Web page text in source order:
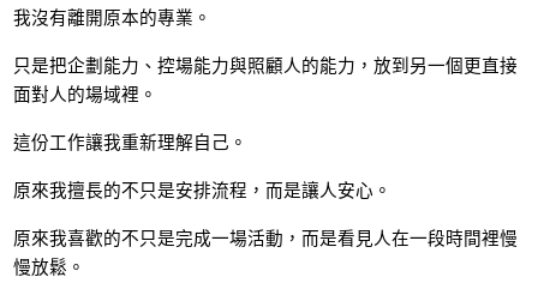
我沒有離開原本的專業。
只是把企劃能力、控場能力與照顧人的能力，放到另一個更直接
面對人的場域裡。
這份工作讓我重新理解自己。
原來我擅長的不只是安排流程，而是讓人安心。
原來我喜歡的不只是完成一場活動，而是看見人在一段時間裡慢
慢放鬆。